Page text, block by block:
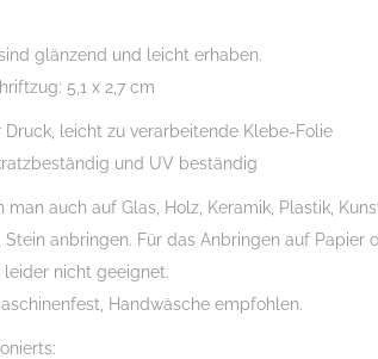
glänzend und leicht erhaben.
5,1 x 2,7 cm
Druck, leicht zu verarbeitende Klebe-Folie
und UV beständig
man auch auf Glas, Holz, Keramik, Plastik,
Stein anbringen. Für das Anbringen auf Papier
nicht geeignet.
Handwäsche empfohlen.